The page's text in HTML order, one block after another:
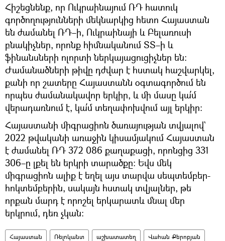
Հիշեցնենք, որ Ուկրաինայում ՌԴ հատուկ
գործողությունների մեկնարկից հետո Հայաստան
են ժամանել ՌԴ–ի, Ուկրաինայի և Բելառուսի
բնակիչներ, որոնք հիմնականում ՏՏ–ի և
ֆինանսների ոլորտի ներկայացուցիչներ են։
Ժամանածների թիվը դժվար է հստակ հաշվարկել,
քանի որ շատերը Հայաստանն օգտագործում են
որպես ժամանակավոր երկիր, և մի մասը կա՛մ
վերադառնում է, կա՛մ տեղափոխվում այլ երկիր։
Հայաստանի միգրացիոն ծառայության տվյալով`
2022 թվականի առաջին կիսամյակում Հայաստան
է ժամանել ՌԴ 372 086 քաղաքացի, որոնցից 331
306–ը լքել են երկրի տարածքը։ Եվս մեկ
միգրացիոն ալիք է եղել այս տարվա սեպտեմբեր-
հոկտեմբերին, սակայն հստակ տվյալներ, թե
որքան մարդ է որոշել երկարատև մնալ մեր
երկրում, դեռ չկան։
Հայաստան Ռելոկանտ աշխատատեղ Վահան Քերոբյան